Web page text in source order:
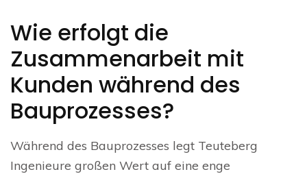
Wie erfolgt die
Zusammenarbeit mit
Kunden während des
Bauprozesses?
Während des Bauprozesses legt Teuteberg
Ingenieure großen Wert auf eine enge